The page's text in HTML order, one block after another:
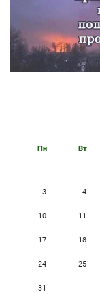
Пн Вт
3 4
10 11
17 18
24 25
31